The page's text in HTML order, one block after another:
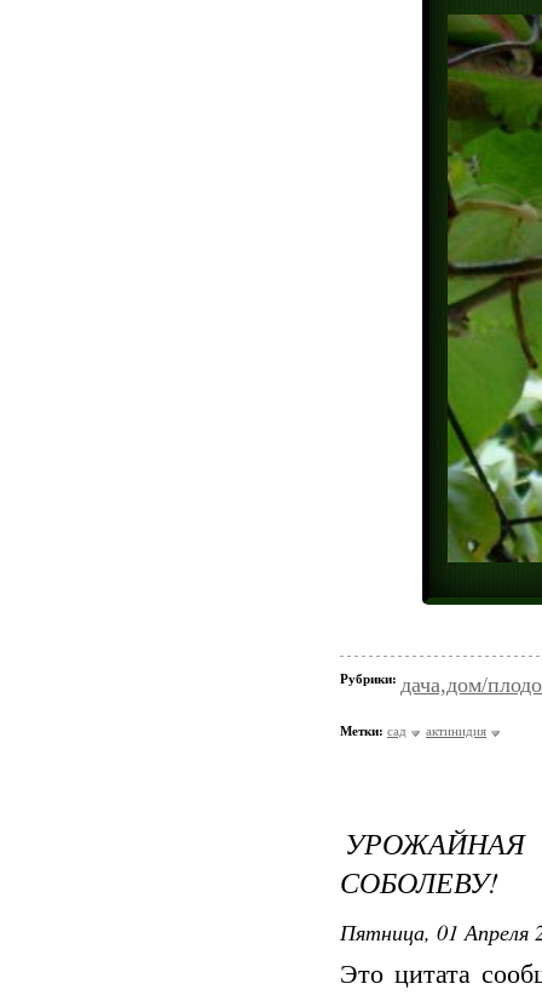
Рубрики: дача,дом/
Метки: сад актинидия
СОБОЛЕВУ!
Пятница, 01 Апреля
Это цитата